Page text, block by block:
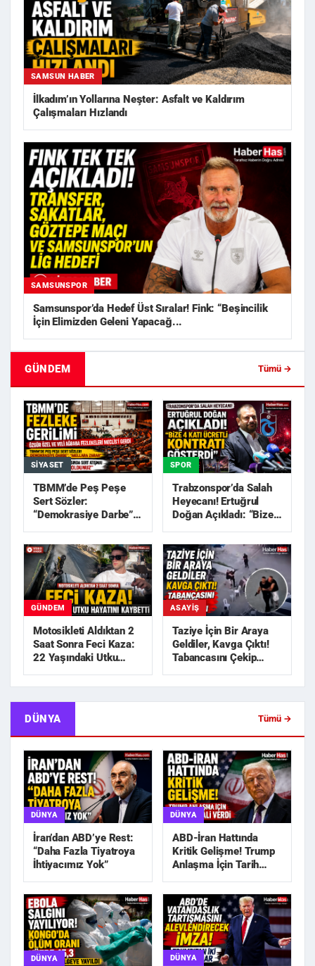
SAMSUN HABER
İlkadım’ın Yollarına Neşter: Asfalt ve Kaldırım
Çalışmaları Hızlandı
SAMSUNSPOR
Samsunspor’da Hedef Üst Sıralar! Fink: “Beşincilik
İçin Elimizden Geleni Yapacağ...
GÜNDEM Tümü →
SIYASET
TBMM’de Peş Peşe
Sert Sözler:
“Demokrasiye Darbe”,
SPOR
Trabzonspor’da Salah
Heyecanı! Ertuğrul
Doğan Açıkladı: “Bize
GÜNDEM
Motosikleti Aldıktan 2
Saat Sonra Feci Kaza:
22 Yaşındaki Utku
ASAYIŞ
Taziye İçin Bir Araya
Geldiler, Kavga Çıktı!
Tabancasını Çekip
DÜNYA Tümü →
DÜNYA
İran’dan ABD’ye Rest:
“Daha Fazla Tiyatroya
İhtiyacımız Yok”
DÜNYA
ABD-İran Hattında
Kritik Gelişme! Trump
Anlaşma İçin Tarih
DÜNYA DÜNYA